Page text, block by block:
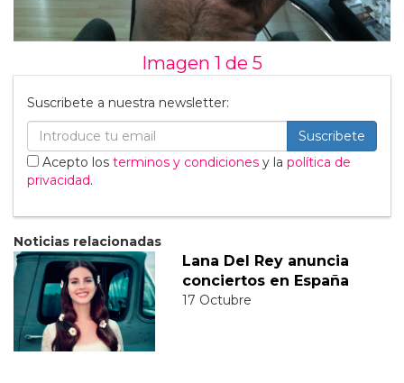
Imagen 1 de 5
Suscribete a nuestra newsletter:
Suscribete
Acepto los terminos y condiciones y la política de
privacidad.
Noticias relacionadas
Lana Del Rey anuncia
conciertos en España
17 Octubre